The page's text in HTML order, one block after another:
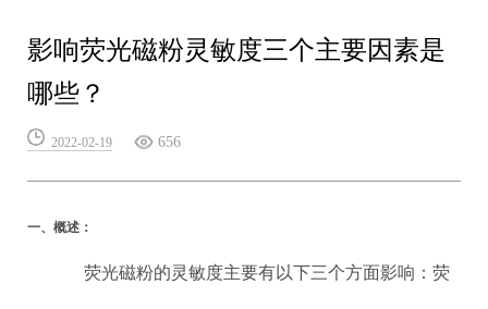
影响荧光磁粉灵敏度三个主要因素是
哪些？
2022-02-19 656
一、概述：
荧光磁粉的灵敏度主要有以下三个方面影响：荧